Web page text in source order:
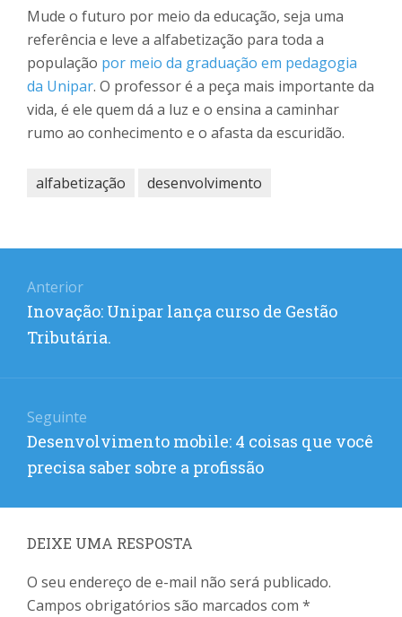
Mude o futuro por meio da educação, seja uma
referência e leve a alfabetização para toda a
população por meio da graduação em pedagogia
da Unipar. O professor é a peça mais importante da
vida, é ele quem dá a luz e o ensina a caminhar
rumo ao conhecimento e o afasta da escuridão.
alfabetização desenvolvimento
de
Post
Anterior
Post
anterior:
Inovação: Unipar lança curso de Gestão
Tributária.
Seguinte
Próximo
post:
Desenvolvimento mobile: 4 coisas que você
precisa saber sobre a profissão
DEIXE UMA RESPOSTA
O seu endereço de e-mail não será publicado.
Campos obrigatórios são marcados com *